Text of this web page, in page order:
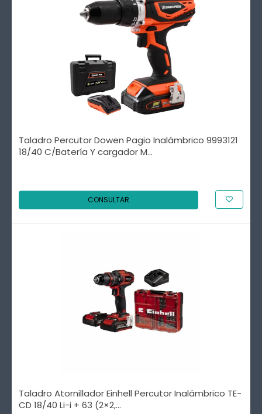
Taladro Percutor Dowen Pagio Inalámbrico 9993121
18/40 C/Batería Y cargador M...
CONSULTAR
Taladro Atornillador Einhell Percutor Inalámbrico TE-
CD 18/40 Li-i + 63 (2×2,...